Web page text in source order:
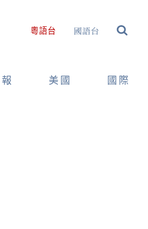
粵語台 國語台
美國 國際